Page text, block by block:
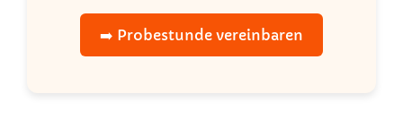
➡️ Probestunde vereinbaren